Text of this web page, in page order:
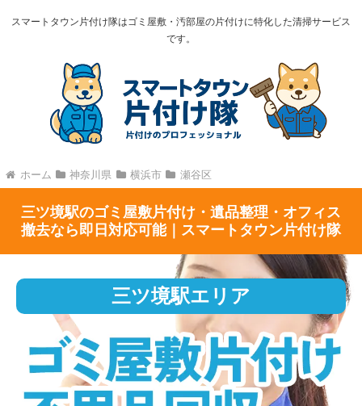
スマートタウン片付け隊はゴミ屋敷・汚部屋の片付けに特化した清掃サービス
です。
ホーム 神奈川県 横浜市 瀬谷区
三ツ境駅のゴミ屋敷片付け・遺品整理・オフィス
撤去なら即日対応可能｜スマートタウン片付け隊
三ツ境駅エリア